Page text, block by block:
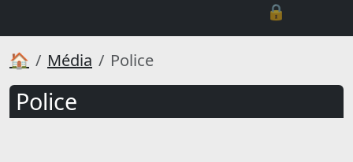
🔒
🏠 Média Police
Police